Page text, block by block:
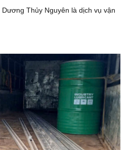
Thủy Nguyên là dịch vụ vận